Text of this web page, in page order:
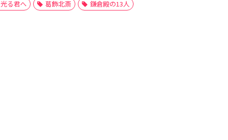
光る君へ 葛飾北斎 鎌倉殿の13人